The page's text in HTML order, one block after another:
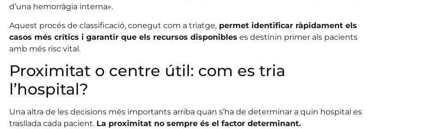
d’una hemorràgia interna».
Aquest procés de classificació, conegut com a triatge,permet identificar ràpidament els
casos més crítics i garantir que els recursos disponibles es destinin primer als pacients
amb més risc vital.
Proximitat o centre útil: com es tria
l’hospital?
Una altra de les decisions més importants arriba quan s’ha de determinar a quin hospital es
trasllada cada pacient. La proximitat no sempre és el factor determinant.